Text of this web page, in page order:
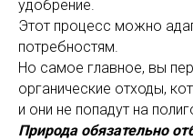
удобрение.
Этот процесс можно
потребностям.
Но самое главное, вы
органические отходы,
и они не попадут на
Природа обязательно